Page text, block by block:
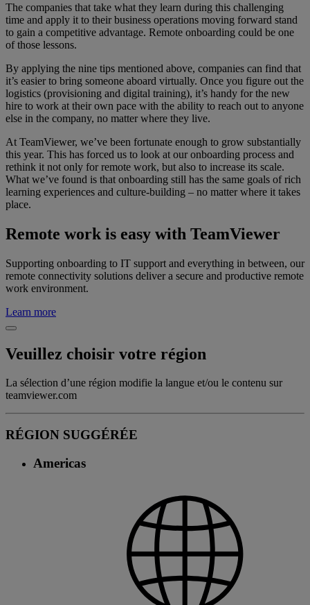
The companies that take what they learn during this challenging
time and apply it to their business operations moving forward stand
to gain a competitive advantage. Remote onboarding could be one
of those lessons.
By applying the nine tips mentioned above, companies can find that
it’s easier to bring someone aboard virtually. Once you figure out the
logistics (provisioning and digital training), it’s handy for the new
hire to work at their own pace with the ability to reach out to anyone
else in the company, no matter where they live.
At TeamViewer, we’ve been fortunate enough to grow substantially
this year. This has forced us to look at our onboarding process and
rethink it not only for remote work, but also to increase its scale.
What we’ve found is that onboarding still has the same goals of rich
learning experiences and culture-building – no matter where it takes
place.
Remote work is easy with TeamViewer
Supporting onboarding to IT support and everything in between, our
remote connectivity solutions deliver a secure and productive remote
work environment.
Learn more
Veuillez choisir votre région
La sélection d’une région modifie la langue et/ou le contenu sur
teamviewer.com
RÉGION SUGGÉRÉE
Americas